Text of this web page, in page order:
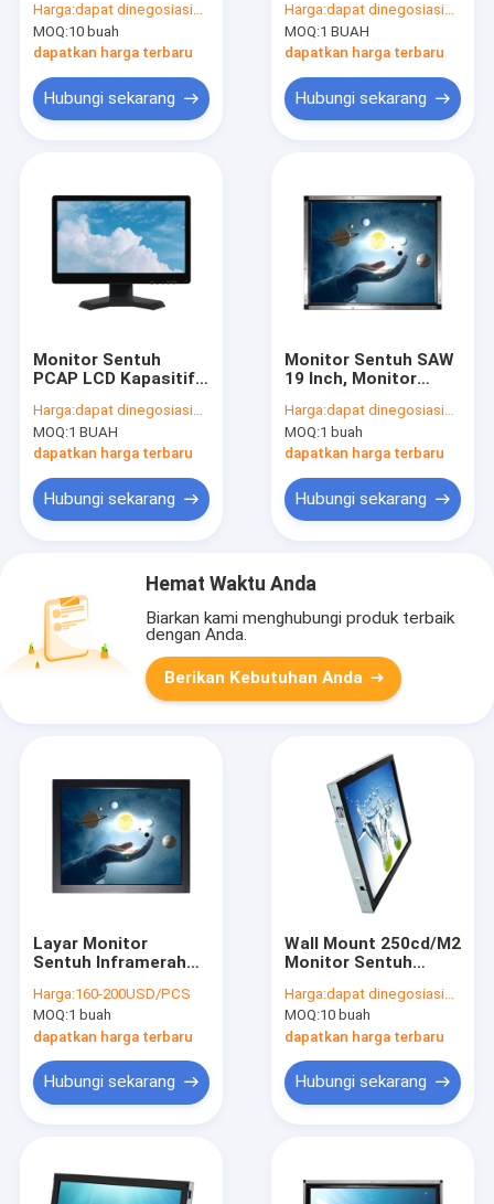
Dengan Bingkai
Terbuka DC 12V
Power
Harga:dapat dinegosiasikan
MOQ:10 buah
dapatkan harga terbaru
Hubungi sekarang
Inci 8MS
Harga:dapat dinegosiasikan
MOQ:1 BUAH
dapatkan harga terbaru
Hubungi sekarang
Monitor Sentuh
PCAP LCD Kapasitif
Berdiri 15,6 Inch 50-
60 Hz
Harga:dapat dinegosiasikan
MOQ:1 BUAH
dapatkan harga terbaru
Hubungi sekarang
Monitor Sentuh SAW
19 Inch, Monitor
1 Titik Terbuka
Harga:dapat dinegosiasikan
MOQ:1 buah
dapatkan harga terbaru
Hubungi sekarang
Hemat Waktu Anda
Biarkan kami menghubungi produk terbaik
dengan Anda.
Berikan Kebutuhan Anda
Layar Monitor
Sentuh Inframerah
Untuk Lebar Kios
390mm
Harga:160-200USD/PCS
MOQ:1 buah
dapatkan harga terbaru
Hubungi sekarang
Wall Mount 250cd/M2
Monitor Sentuh
Debu Sinar Matahari
Dapat Dibaca
Harga:dapat dinegosiasikan
MOQ:10 buah
dapatkan harga terbaru
Hubungi sekarang